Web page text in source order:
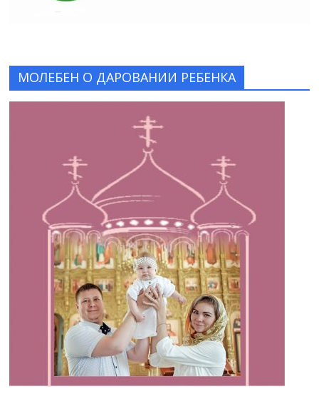
МОЛЕБЕН О ДАРОВАНИИ РЕБЕНКА